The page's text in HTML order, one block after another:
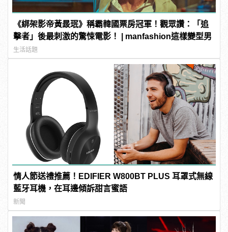
《綁架影帝黃晸珉》稱霸韓國票房冠軍！觀眾讚：「追
擊者」後最刺激的驚悚電影！ | manfashion這樣變型男
生活話題
情人節送禮推薦！EDIFIER W800BT PLUS 耳罩式無線
藍牙耳機，在耳邊傾訴甜言蜜語
新聞